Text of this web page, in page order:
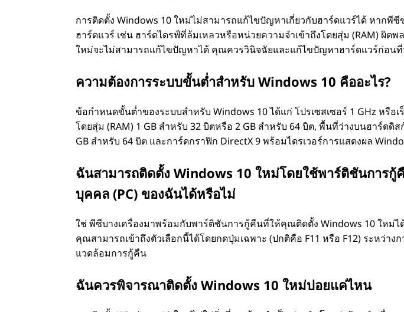
การติดตั้ง Windows 10 ใหม่ไม่สามารถแก้ไขปัญหาเกี่ยวกับฮาร์ดแวร์ได้ หาก
ฮาร์ดแวร์ เช่น ฮาร์ดไดรฟ์ที่ล้มเหลวหรือหน่วยความจำเข้าถึงโดยสุ่ม (RAM) ผิด
ใหม่จะไม่สามารถแก้ไขปัญหาได้ คุณควรวินิจฉัยและแก้ไขปัญหาฮาร์ดแวร์ก่อนที่
ความต้องการระบบขั้นต่ำสำหรับ Windows 10 คืออะไร?
ข้อกำหนดขั้นต่ำของระบบสำหรับ Windows 10 ได้แก่ โปรเซสเซอร์ 1 GHz หรือเ
โดยสุ่ม (RAM) 1 GB สำหรับ 32 บิตหรือ 2 GB สำหรับ 64 บิต, พื้นที่ว่างบนฮาร์ดดิ
GB สำหรับ 64 บิต และการ์ดกราฟิก DirectX 9 พร้อมไดรเวอร์การแสดงผล
ฉันสามารถติดตั้ง Windows 10 ใหม่โดยใช้พาร์ติชันการกู้
บุคคล (PC) ของฉันได้หรือไม่
ใช่ พีซีบางเครื่องมาพร้อมกับพาร์ติชันการกู้คืนที่ให้คุณติดตั้ง Windows 10 ใหม่ไ
คุณสามารถเข้าถึงตัวเลือกนี้ได้โดยกดปุ่มเฉพาะ (ปกติคือ F11 หรือ F12) ระหว่าง
แวดล้อมการกู้คืน
ฉันควรพิจารณาติดตั้ง Windows 10 ใหม่บ่อยแค่ไหน